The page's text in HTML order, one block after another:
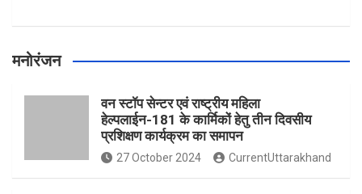
मनोरंजन
वन स्टॉप सेन्टर एवं राष्ट्रीय महिला
हेल्पलाईन-181 के कार्मिकों हेतु तीन दिवसीय
प्रशिक्षण कार्यक्रम का समापन
27 October 2024 CurrentUttarakhand